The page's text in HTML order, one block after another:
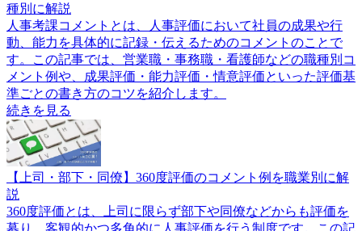
種別に解説
人事考課コメントとは、人事評価において社員の成果や行
動、能力を具体的に記録・伝えるためのコメントのことで
す。この記事では、営業職・事務職・看護師などの職種別コ
メント例や、成果評価・能力評価・情意評価といった評価基
準ごとの書き方のコツを紹介します。
続きを見る
【上司・部下・同僚】360度評価のコメント例を職業別に解
説
360度評価とは、上司に限らず部下や同僚などからも評価を
募り、客観的かつ多角的に人事評価を行う制度です。この記